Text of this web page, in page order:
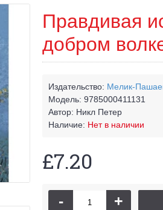
Правдивая
добром
Издательство: Мелик-
Модель: 9785000411131
Автор: Никл Петер
Наличие: Нет в наличии
£7.20
- +